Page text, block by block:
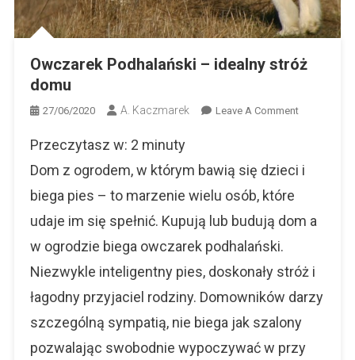
Owczarek Podhalański – idealny stróż
domu
27/06/2020 A. Kaczmarek Leave A CommentOn
–
Domu
Przeczytasz w: 2 minuty
Dom z ogrodem, w którym bawią się dzieci i
biega pies – to marzenie wielu osób, które
udaje im się spełnić. Kupują lub budują dom a
w ogrodzie biega owczarek podhalański.
Niezwykle inteligentny pies, doskonały stróż i
łagodny przyjaciel rodziny. Domowników darzy
szczególną sympatią, nie biega jak szalony
pozwalając swobodnie wypoczywać w przy